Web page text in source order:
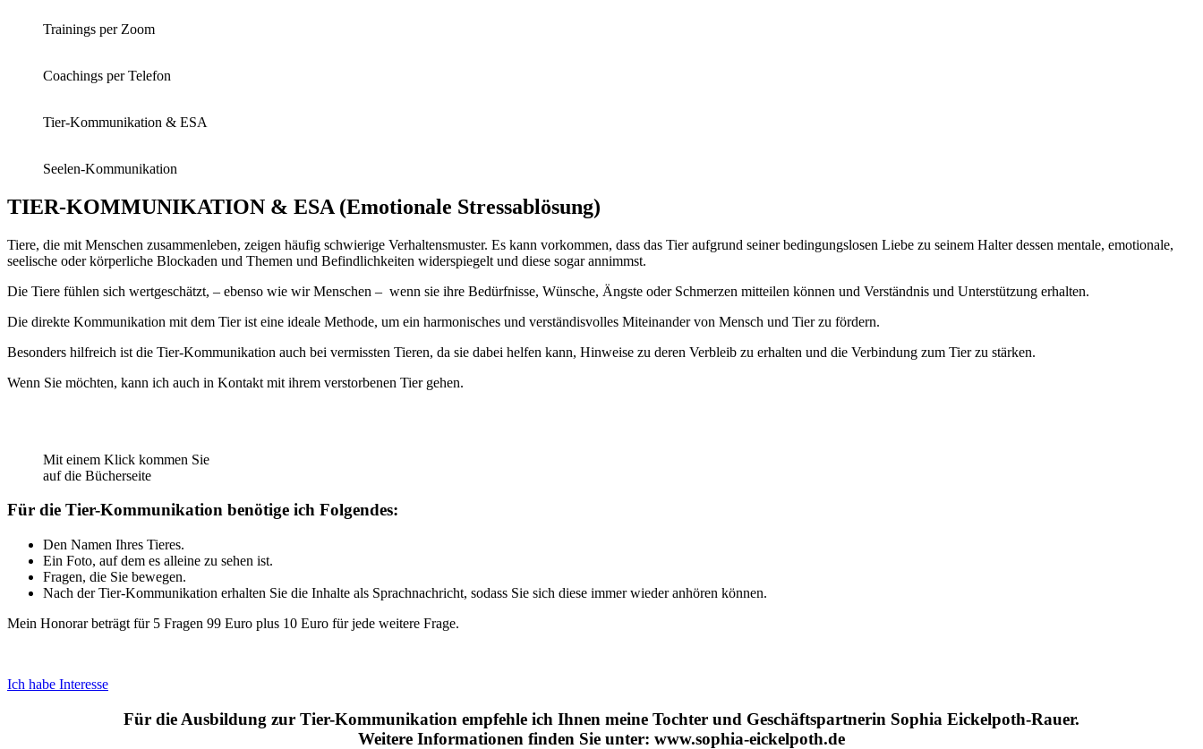
Trainings per Zoom
Coachings per Telefon
Tier-Kommunikation & ESA
Seelen-Kommunikation
TIER-KOMMUNIKATION & ESA (Emotionale Stressablösung)
Tiere, die mit Menschen zusammenleben, zeigen häufig schwierige Verhaltensmuster. Es kann vorkommen, dass das Tier aufgrund seiner bedingungslosen Liebe zu seinem Halter dessen mentale, emotionale,
seelische oder körperliche Blockaden und Themen und Befindlichkeiten widerspiegelt und diese sogar annimmst.
Die Tiere fühlen sich wertgeschätzt, – ebenso wie wir Menschen – wenn sie ihre Bedürfnisse, Wünsche, Ängste oder Schmerzen mitteilen können und Verständnis und Unterstützung erhalten.
Die direkte Kommunikation mit dem Tier ist eine ideale Methode, um ein harmonisches und verständisvolles Miteinander von Mensch und Tier zu fördern.
Besonders hilfreich ist die Tier-Kommunikation auch bei vermissten Tieren, da sie dabei helfen kann, Hinweise zu deren Verbleib zu erhalten und die Verbindung zum Tier zu stärken.
Wenn Sie möchten, kann ich auch in Kontakt mit ihrem verstorbenen Tier gehen.
Mit einem Klick kommen Sie
auf die Bücherseite
Für die Tier-Kommunikation benötige ich Folgendes:
Den Namen Ihres Tieres.
Ein Foto, auf dem es alleine zu sehen ist.
Fragen, die Sie bewegen.
Nach der Tier-Kommunikation erhalten Sie die Inhalte als Sprachnachricht, sodass Sie sich diese immer wieder anhören können.
Mein Honorar beträgt für 5 Fragen 99 Euro plus 10 Euro für jede weitere Frage.
Ich habe Interesse
Für die Ausbildung zur Tier-Kommunikation empfehle ich Ihnen meine Tochter und Geschäftspartnerin Sophia Eickelpoth-Rauer.
Weitere Informationen finden Sie unter: www.sophia-eickelpoth.de